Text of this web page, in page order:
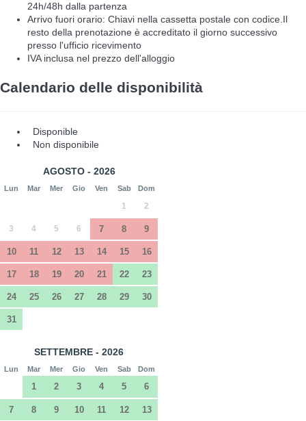
24h/48h dalla partenza
Arrivo fuori orario: Chiavi nella cassetta postale con codice.Il
resto della prenotazione è accreditato il giorno successivo
presso l'ufficio ricevimento
IVA inclusa nel prezzo dell'alloggio
Calendario delle disponibilità
Disponible
Non disponibile
AGOSTO - 2026
Lun Mar Mer Gio Ven Sab Dom
1 2
3 4 5 6 7 8 9
10 11 12 13 14 15 16
17 18 19 20 21 22 23
24 25 26 27 28 29 30
31
SETTEMBRE - 2026
Lun Mar Mer Gio Ven Sab Dom
1 2 3 4 5 6
7 8 9 10 11 12 13